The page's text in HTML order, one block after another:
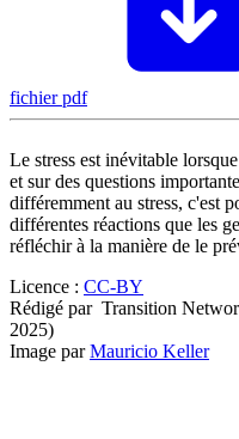
fichier pdf
Le stress est inévitable
et sur des questions
différemment au stress, c'est
différentes réactions que les
réfléchir à la manière de le
Licence : CC-BY
Rédigé par Transition
2025)
Image par Mauricio Keller